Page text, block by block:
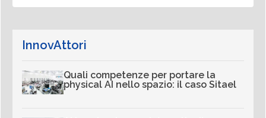
InnovAttori
Quali competenze per portare la
physical AI nello spazio: il caso Sitael